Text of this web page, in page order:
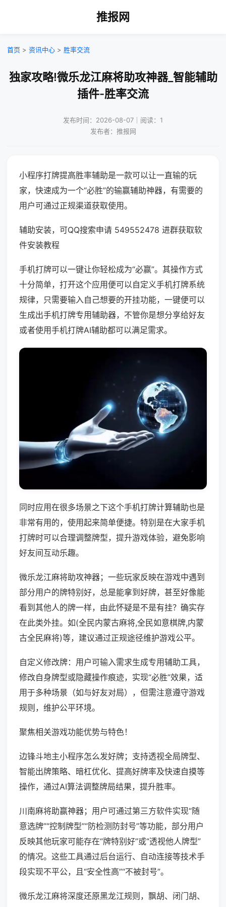
推报网
首页 > 资讯中心 > 胜率交流
独家攻略!微乐龙江麻将助攻神器_智能辅助
插件-胜率交流
发布时间：2026-08-07｜阅读：1
发布者：推报网
小程序打牌提高胜率辅助是一款可以让一直输的玩
家，快速成为一个“必胜”的输赢辅助神器，有需要的
用户可通过正规渠道获取使用。
辅助安装，可QQ搜索申请 549552478 进群获取软
件安装教程
手机打牌可以一键让你轻松成为“必赢”。其操作方式
十分简单，打开这个应用便可以自定义手机打牌系统
规律，只需要输入自己想要的开挂功能，一键便可以
生成出手机打牌专用辅助器，不管你是想分享给好友
或者使用手机打牌AI辅助都可以满足需求。
同时应用在很多场景之下这个手机打牌计算辅助也是
非常有用的，使用起来简单便捷。特别是在大家手机
打牌时可以合理调整牌型，提升游戏体验，避免影响
好友间互动乐趣。
微乐龙江麻将助攻神器；一些玩家反映在游戏中遇到
部分用户的牌特别好，总是能拿到好牌，甚至好像能
看到其他人的牌一样，由此怀疑是不是有挂？确实存
在此类外挂。如(全民内蒙古麻将,全民如意棋牌,内蒙
古全民麻将)等，建议通过正规途径维护游戏公平。
自定义修改牌：用户可输入需求生成专用辅助工具，
修改自身牌型或隐藏操作痕迹，实现“必胜”效果，适
用于多种场景（如与好友对局），但需注意遵守游戏
规则，维护公平环境。
聚焦相关游戏功能优势与特色！
边锋斗地主小程序怎么发好牌；支持透视全局牌型、
智能出牌策略、暗杠优化、提高好牌率及快速自摸等
操作，通过AI算法调整牌局结果，提升胜率。
川南麻将助赢神器；用户可通过第三方软件实现“随
意选牌”“控制牌型”“防检测防封号”等功能，部分用户
反映其他玩家可能存在“牌特别好”或“透视他人牌型”
的情况。这些工具通过后台运行、自动连接等技术手
段实现不平公，且“安全性高”“不被封号”。
微乐龙江麻将深度还原黑龙江规则，飘胡、闭门胡、